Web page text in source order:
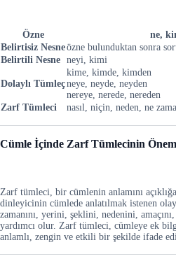
Özne
ne,
Belirtisiz Nesneözne bulunduktan sonra
Belirtili Nesne neyi, kimi
Dolaylı Tümleç
kime, kimde, kimden
neye, neyde, neyden
nereye, nerede, nereden
Zarf Tümleci
nasıl, niçin, neden, ne
Cümle İçinde Zarf Tümlecinin
Zarf tümleci, bir cümlenin anlamını
dinleyicinin cümlede anlatılmak istenen
zamanını, yerini, şeklini, nedenini,
yardımcı olur. Zarf tümleci, cümleye ek
anlamlı, zengin ve etkili bir şekilde ifade